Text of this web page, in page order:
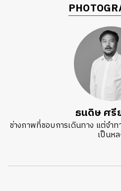
ธนดิษ​ ศรี​
ช่างภาพที่ชอบการเดินทาง แต่จำ
เป็นห